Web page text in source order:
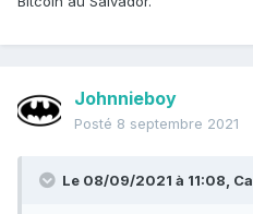
Johnnieboy
Posté 8 septembre 2021
Le 08/09/2021 à 11:08,